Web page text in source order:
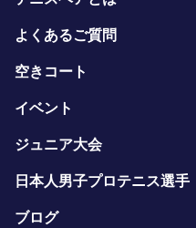
よくあるご質問
空きコート
イベント
ジュニア大会
日本人男子プロテニス選手
ブログ